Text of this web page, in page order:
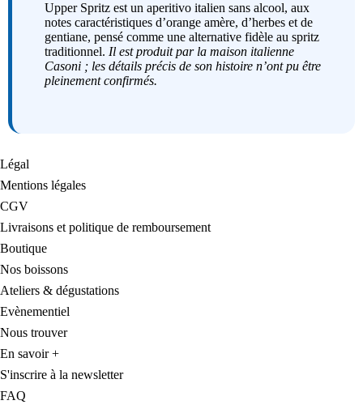
Upper Spritz est un aperitivo italien sans alcool, aux
notes caractéristiques d’orange amère, d’herbes et de
gentiane, pensé comme une alternative fidèle au spritz
traditionnel. Il est produit par la maison italienne
Casoni ; les détails précis de son histoire n’ont pu être
pleinement confirmés.
Légal
Mentions légales
CGV
Livraisons et politique de remboursement
Boutique
Nos boissons
Ateliers & dégustations
Evènementiel
Nous trouver
En savoir +
S'inscrire à la newsletter
FAQ